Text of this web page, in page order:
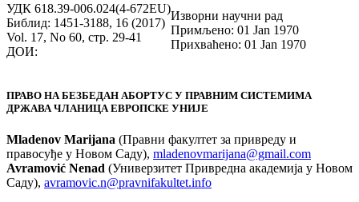
УДК 618.39-006.024(4-672EU)
Библид: 1451-3188, 16 (2017)
Vol. 17, No 60, стр. 29-41
ДОИ:
Изворни научни рад
Примљено: 01 Jan 1970
Прихваћено: 01 Jan 1970
ПРАВО НА БЕЗБЕДАН АБОРТУС У ПРАВНИМ СИСТЕМИМА
ДРЖАВА ЧЛАНИЦА ЕВРОПСКЕ УНИЈЕ
Mladenov Marijana (Правни факултет за привреду и
правосуђе у Новом Саду), mladenovmarijana@gmail.com
Avramović Nenad (Универзитет Привредна академија у Новом
Саду), avramovic.n@pravnifakultet.info